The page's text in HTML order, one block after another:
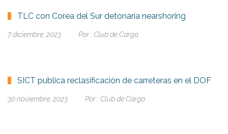
TLC con Corea del Sur detonaría nearshoring
7 diciembre, 2023 Por : Club de Carga
SICT publica reclasificación de carreteras en el DOF
30 noviembre, 2023 Por : Club de Carga